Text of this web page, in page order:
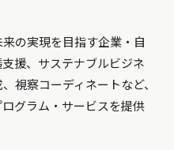
の実現を目指す企業・自
援、サステナブルビジネ
視察コーディネートなど、
グラム・サービスを提供